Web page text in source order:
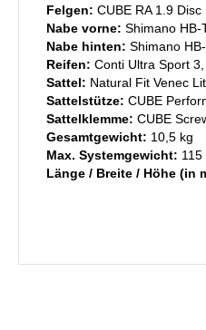
Felgen: CUBE RA 1.9 Disc
Nabe vorne: Shimano HB-
Nabe hinten: Shimano
Reifen: Conti Ultra Sport
Sattel: Natural Fit Venec
Sattelstütze: CUBE
Sattelklemme: CUBE
Gesamtgewicht: 10,5 kg
Max. Systemgewicht: 115
Länge / Breite / Höhe (in